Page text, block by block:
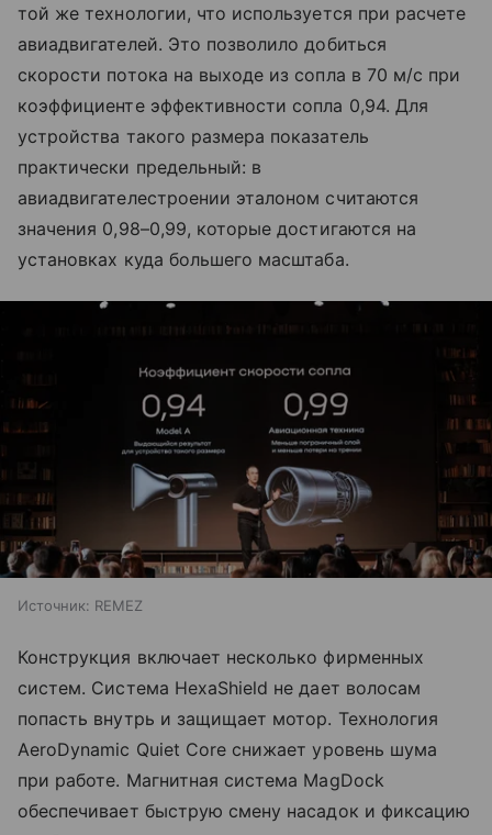
той же технологии, что используется при расчете
авиадвигателей. Это позволило добиться
скорости потока на выходе из сопла в 70 м/с при
коэффициенте эффективности сопла 0,94. Для
устройства такого размера показатель
практически предельный: в
авиадвигателестроении эталоном считаются
значения 0,98–0,99, которые достигаются на
установках куда большего масштаба.
Источник: REMEZ
Конструкция включает несколько фирменных
систем. Система HexaShield не дает волосам
попасть внутрь и защищает мотор. Технология
AeroDynamic Quiet Core снижает уровень шума
при работе. Магнитная система MagDock
обеспечивает быструю смену насадок и фиксацию